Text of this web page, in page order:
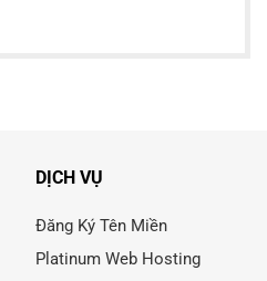
DỊCH VỤ
Đăng Ký Tên Miền
Platinum Web Hosting